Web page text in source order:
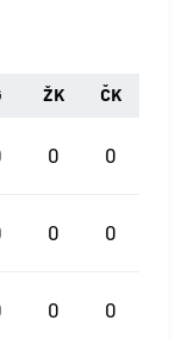
ŽK ČK
0 0
0 0
0 0